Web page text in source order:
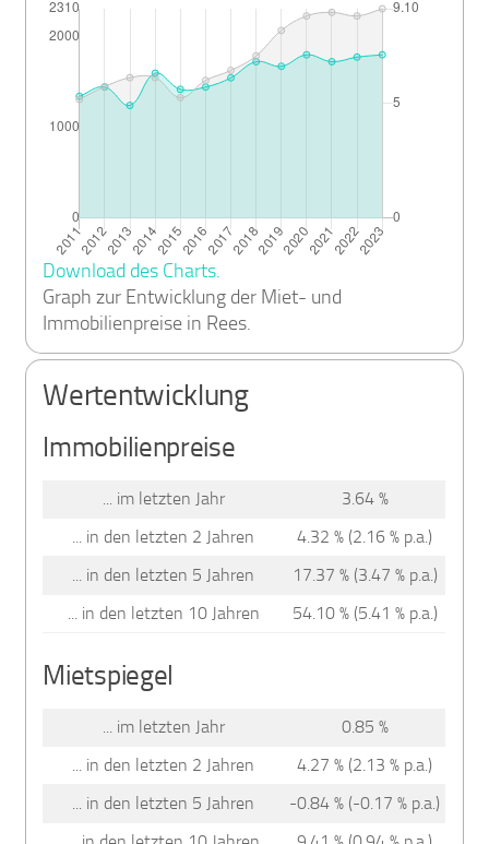
Download des Charts.
Graph zur Entwicklung der Miet- und
Immobilienpreise in Rees.
Wertentwicklung
Immobilienpreise
... im letzten Jahr
3.64 %
... in den letzten 2 Jahren
4.32 % (2.16 % p.a.)
... in den letzten 5 Jahren
17.37 % (3.47 % p.a.)
... in den letzten 10 Jahren
54.10 % (5.41 % p.a.)
Mietspiegel
... im letzten Jahr
0.85 %
... in den letzten 2 Jahren
4.27 % (2.13 % p.a.)
... in den letzten 5 Jahren
-0.84 % (-0.17 % p.a.)